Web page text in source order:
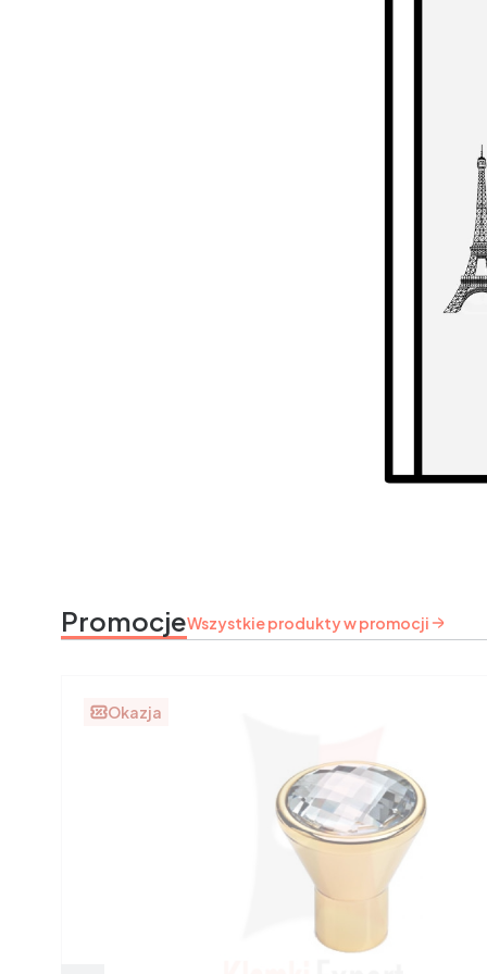
PromocjeWszystkie produkty w promocji
Okazja